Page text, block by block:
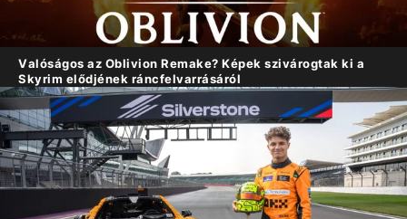
Valóságos az Oblivion Remake? Képek szivárogtak ki a
Skyrim elődjének ráncfelvarrásáról